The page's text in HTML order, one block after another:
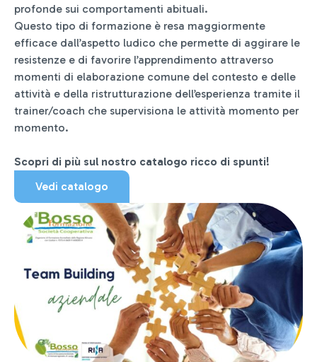
profonde sui comportamenti abituali.
Questo tipo di formazione è resa maggiormente
efficace dall’aspetto ludico che permette di aggirare le
resistenze e di favorire l’apprendimento attraverso
momenti di elaborazione comune del contesto e delle
attività e della ristrutturazione dell’esperienza tramite il
trainer/coach che supervisiona le attività momento per
momento.
Scopri di più sul nostro catalogo ricco di spunti!
Vedi catalogo